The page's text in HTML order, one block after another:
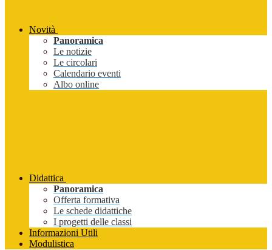
Novità
Panoramica
Le notizie
Le circolari
Calendario eventi
Albo online
Didattica
Panoramica
Offerta formativa
Le schede didattiche
I progetti delle classi
Informazioni Utili
Modulistica